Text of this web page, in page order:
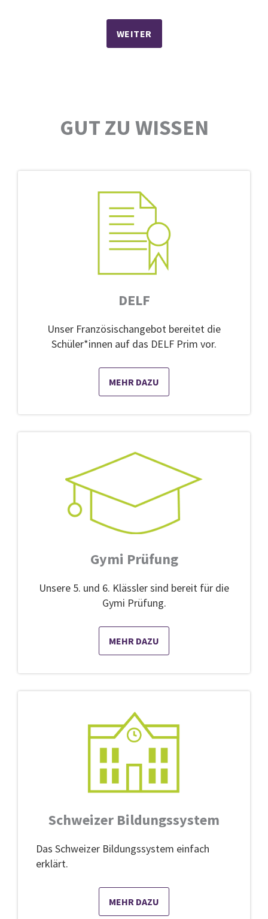
WEITER
GUT ZU WISSEN
DELF
Unser Französischangebot bereitet die
Schüler*innen auf das DELF Prim vor.
MEHR DAZU
Gymi Prüfung
Unsere 5. und 6. Klässler sind bereit für die
Gymi Prüfung.
MEHR DAZU
Schweizer Bildungssystem
Das Schweizer Bildungssystem einfach
erklärt.
MEHR DAZU